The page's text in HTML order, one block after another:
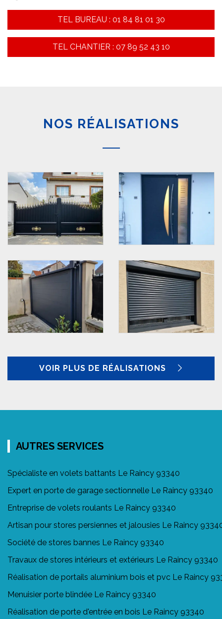
TEL BUREAU : 01 84 81 01 30
TEL CHANTIER : 07 89 52 43 10
NOS RÉALISATIONS
VOIR PLUS DE RÉALISATIONS
AUTRES SERVICES
Spécialiste en volets battants Le Raincy 93340
Expert en porte de garage sectionnelle Le Raincy 93340
Entreprise de volets roulants Le Raincy 93340
Artisan pour stores persiennes et jalousies Le Raincy
Société de stores bannes Le Raincy 93340
Travaux de stores intérieurs et extérieurs Le Raincy 93340
Réalisation de portails aluminium bois et pvc Le Raincy
Menuisier porte blindée Le Raincy 93340
Réalisation de porte d'entrée en bois Le Raincy 93340